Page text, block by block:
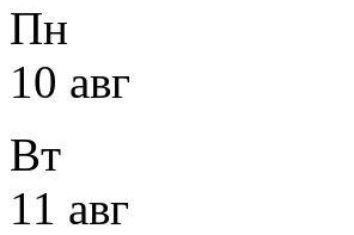
Пн
10 авг
Вт
11 авг